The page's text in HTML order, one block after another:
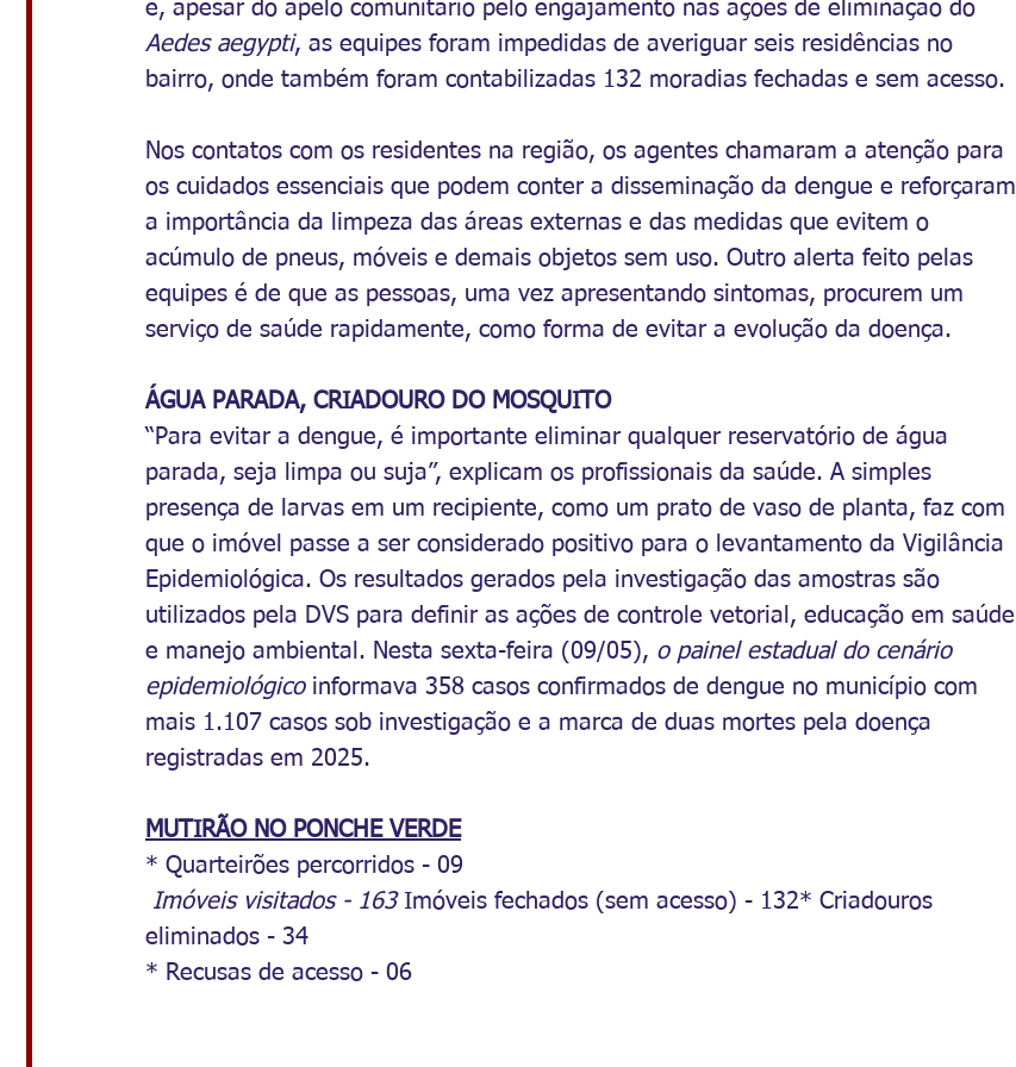
e, apesar do apelo comunitário pelo engajamento nas ações de eliminação do
Aedes aegypti, as equipes foram impedidas de averiguar seis residências no
bairro, onde também foram contabilizadas 132 moradias fechadas e sem acesso.
Nos contatos com os residentes na região, os agentes chamaram a atenção para
os cuidados essenciais que podem conter a disseminação da dengue e reforçaram
a importância da limpeza das áreas externas e das medidas que evitem o
acúmulo de pneus, móveis e demais objetos sem uso. Outro alerta feito pelas
equipes é de que as pessoas, uma vez apresentando sintomas, procurem um
serviço de saúde rapidamente, como forma de evitar a evolução da doença.
ÁGUA PARADA, CRIADOURO DO MOSQUITO
“Para evitar a dengue, é importante eliminar qualquer reservatório de água
parada, seja limpa ou suja”, explicam os profissionais da saúde. A simples
presença de larvas em um recipiente, como um prato de vaso de planta, faz com
que o imóvel passe a ser considerado positivo para o levantamento da Vigilância
Epidemiológica. Os resultados gerados pela investigação das amostras são
utilizados pela DVS para definir as ações de controle vetorial, educação em saúde
e manejo ambiental. Nesta sexta-feira (09/05), o painel estadual do cenário
epidemiológico informava 358 casos confirmados de dengue no município com
mais 1.107 casos sob investigação e a marca de duas mortes pela doença
registradas em 2025.
MUTIRÃO NO PONCHE VERDE
* Quarteirões percorridos - 09
Imóveis visitados - 163 Imóveis fechados (sem acesso) - 132* Criadouros
eliminados - 34
* Recusas de acesso - 06